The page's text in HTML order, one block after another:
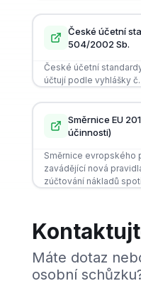
České účetní
504/2002 Sb.
České účetní
účtují podle vyhlášky
Směrnice EU
účinnosti)
Směrnice evropského
zavádějící nová
zúčtování nákladů
Máte dotaz
osobní